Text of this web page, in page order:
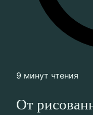
9 минут чтения
От